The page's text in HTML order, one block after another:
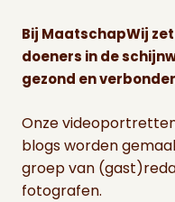
Bij MaatschapWij
doeners in de
gezond en
Onze
blogs worden
groep van
fotografen.